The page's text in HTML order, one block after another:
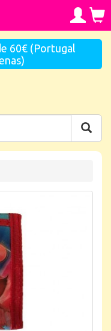
60€ (Portugal